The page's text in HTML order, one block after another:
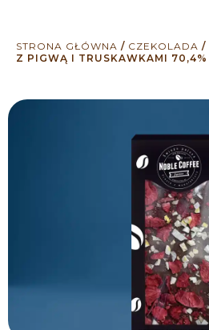
STRONA GŁÓWNA / CZEKOLADA /
Z PIGWĄ I TRUSKAWKAMI 70,4%